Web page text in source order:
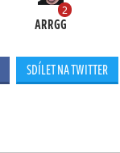
2
ARRGG
SDÍLET NA TWITTER